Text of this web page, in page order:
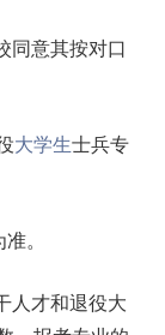
同意其按对口
大学生士兵专
。
人才和退役大